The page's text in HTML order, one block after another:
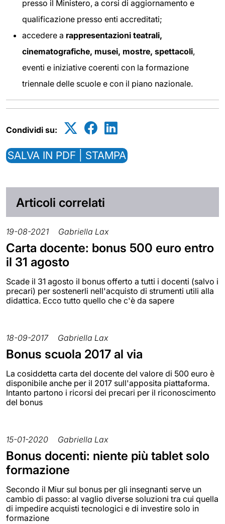
presso il Ministero, a corsi di aggiornamento e
qualificazione presso enti accreditati;
accedere a rappresentazioni teatrali,
cinematografiche, musei, mostre, spettacoli,
eventi e iniziative coerenti con la formazione
triennale delle scuole e con il piano nazionale.
Condividi su:
SALVA IN PDF | STAMPA
Articoli correlati
19-08-2021 Gabriella Lax
Carta docente: bonus 500 euro entro
il 31 agosto
Scade il 31 agosto il bonus offerto a tutti i docenti (salvo i
precari) per sostenerli nell'acquisto di strumenti utili alla
didattica. Ecco tutto quello che c'è da sapere
18-09-2017 Gabriella Lax
Bonus scuola 2017 al via
La cosiddetta carta del docente del valore di 500 euro è
disponibile anche per il 2017 sull'apposita piattaforma.
Intanto partono i ricorsi dei precari per il riconoscimento
del bonus
15-01-2020 Gabriella Lax
Bonus docenti: niente più tablet solo
formazione
Secondo il Miur sul bonus per gli insegnanti serve un
cambio di passo: al vaglio diverse soluzioni tra cui quella
di impedire acquisti tecnologici e di investire solo in
formazione